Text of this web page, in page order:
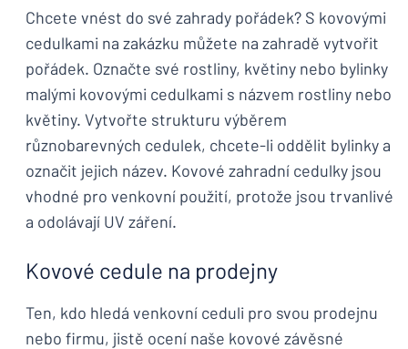
Chcete vnést do své zahrady pořádek? S kovovými
cedulkami na zakázku můžete na zahradě vytvořit
pořádek. Označte své rostliny, květiny nebo bylinky
malými kovovými cedulkami s názvem rostliny nebo
květiny. Vytvořte strukturu výběrem
různobarevných cedulek, chcete-li oddělit bylinky a
označit jejich název. Kovové zahradní cedulky jsou
vhodné pro venkovní použití, protože jsou trvanlivé
a odolávají UV záření.
Kovové cedule na prodejny
Ten, kdo hledá venkovní ceduli pro svou prodejnu
nebo firmu, jistě ocení naše kovové závěsné